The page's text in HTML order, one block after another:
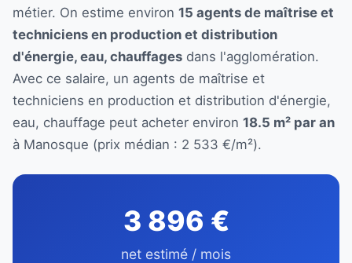
métier. On estime environ 15 agents de maîtrise et
techniciens en production et distribution
d'énergie, eau, chauffages dans l'agglomération.
Avec ce salaire, un agents de maîtrise et
techniciens en production et distribution d'énergie,
eau, chauffage peut acheter environ 18.5 m² par an
à Manosque (prix médian : 2 533 €/m²).
3 896 €
net estimé / mois